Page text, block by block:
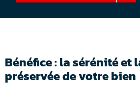
Bénéfice : la sérénité et
préservée de votre bien